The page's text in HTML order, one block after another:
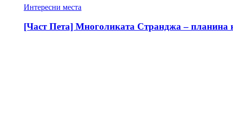
Интересни места
[Част Пета] Многоликата Странджа – планина